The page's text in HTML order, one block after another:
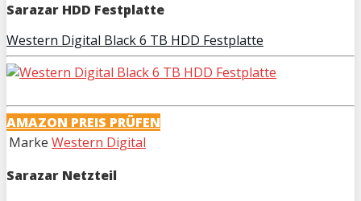
Sarazar HDD Festplatte
Western Digital Black 6 TB HDD Festplatte
AMAZON PREIS PRÜFEN
Marke Western Digital
Sarazar Netzteil